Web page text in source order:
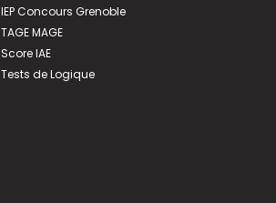
IEP Concours Grenoble
TAGE MAGE
Score IAE
Tests de Logique